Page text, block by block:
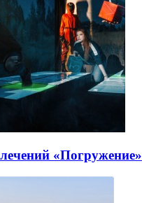
«Погружение»